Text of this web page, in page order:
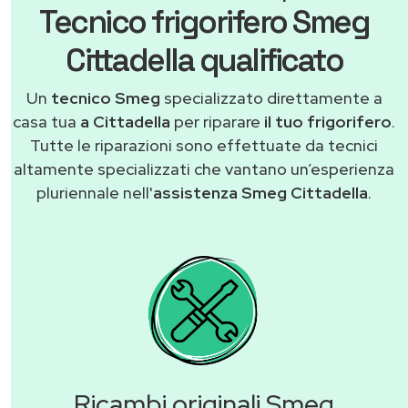
Tecnico frigorifero Smeg
Cittadella qualificato
Un tecnico Smeg specializzato direttamente a
casa tua a Cittadella per riparare il tuo frigorifero.
Tutte le riparazioni sono effettuate da tecnici
altamente specializzati che vantano un’esperienza
pluriennale nell'assistenza Smeg Cittadella.